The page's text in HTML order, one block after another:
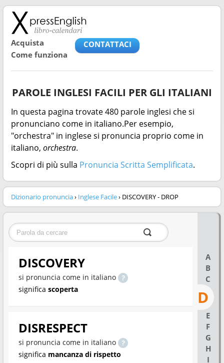
Acquista
Come funziona
CONTATTACI
PAROLE INGLESI FACILI PER GLI ITALIANI
In questa pagina trovate 480 parole inglesi che si
pronunciano come in italiano.Per esempio,
"orchestra" in inglese si pronuncia proprio come in
italiano, orchestra.
Scopri di più sulla Pronuncia Scritta Semplificata.
Dizionario pronuncia› Inglese Facile› DISCOVERY - DROP
A
B
C
D
E
F
G
H
I
DISCOVERY
si pronuncia come in italiano
significa scoperta
DISRESPECT
si pronuncia come in italiano
significa mancanza di rispetto